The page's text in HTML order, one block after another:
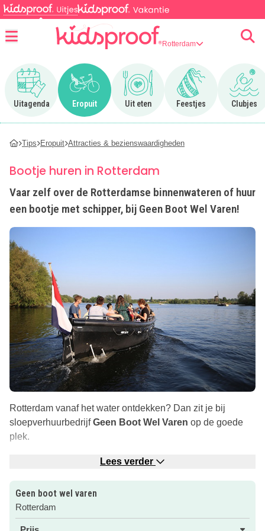
Rotterdam
Uitagenda
Ga naar Uitagenda
Eropuit
Ga naar Eropuit
Uit eten
Ga naar Uit eten
Feestjes
Ga naar Feestjes
Clubjes
Ga
Tips Eropuit Attracties & bezienswaardigheden
Bootje huren in Rotterdam
Vaar zelf over de Rotterdamse binnenwateren of huur
een bootje met schipper, bij Geen Boot Wel Varen!
Rotterdam vanaf het water ontdekken? Dan zit je bij
sloepverhuurbedrijfGeen Boot Wel Varen op de goede
plek.
Als je graag zelf wil varen kun je een fluisterboot of een
schipper? Dat kan ook! De gezellige schipper neemt je
dan mee naar de Bergse Plassen, de Kralingse Plas of de
Rotte. Je mag zelf de route bepalen.
Lees verder
Geen boot wel varen
Rotterdam